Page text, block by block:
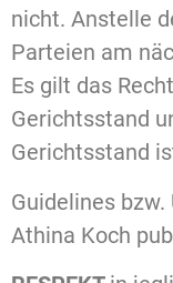
nicht. Anstelle
Parteien am
Es gilt das
Gerichtsstand
Gerichtsstand
Guidelines
Athina Koch